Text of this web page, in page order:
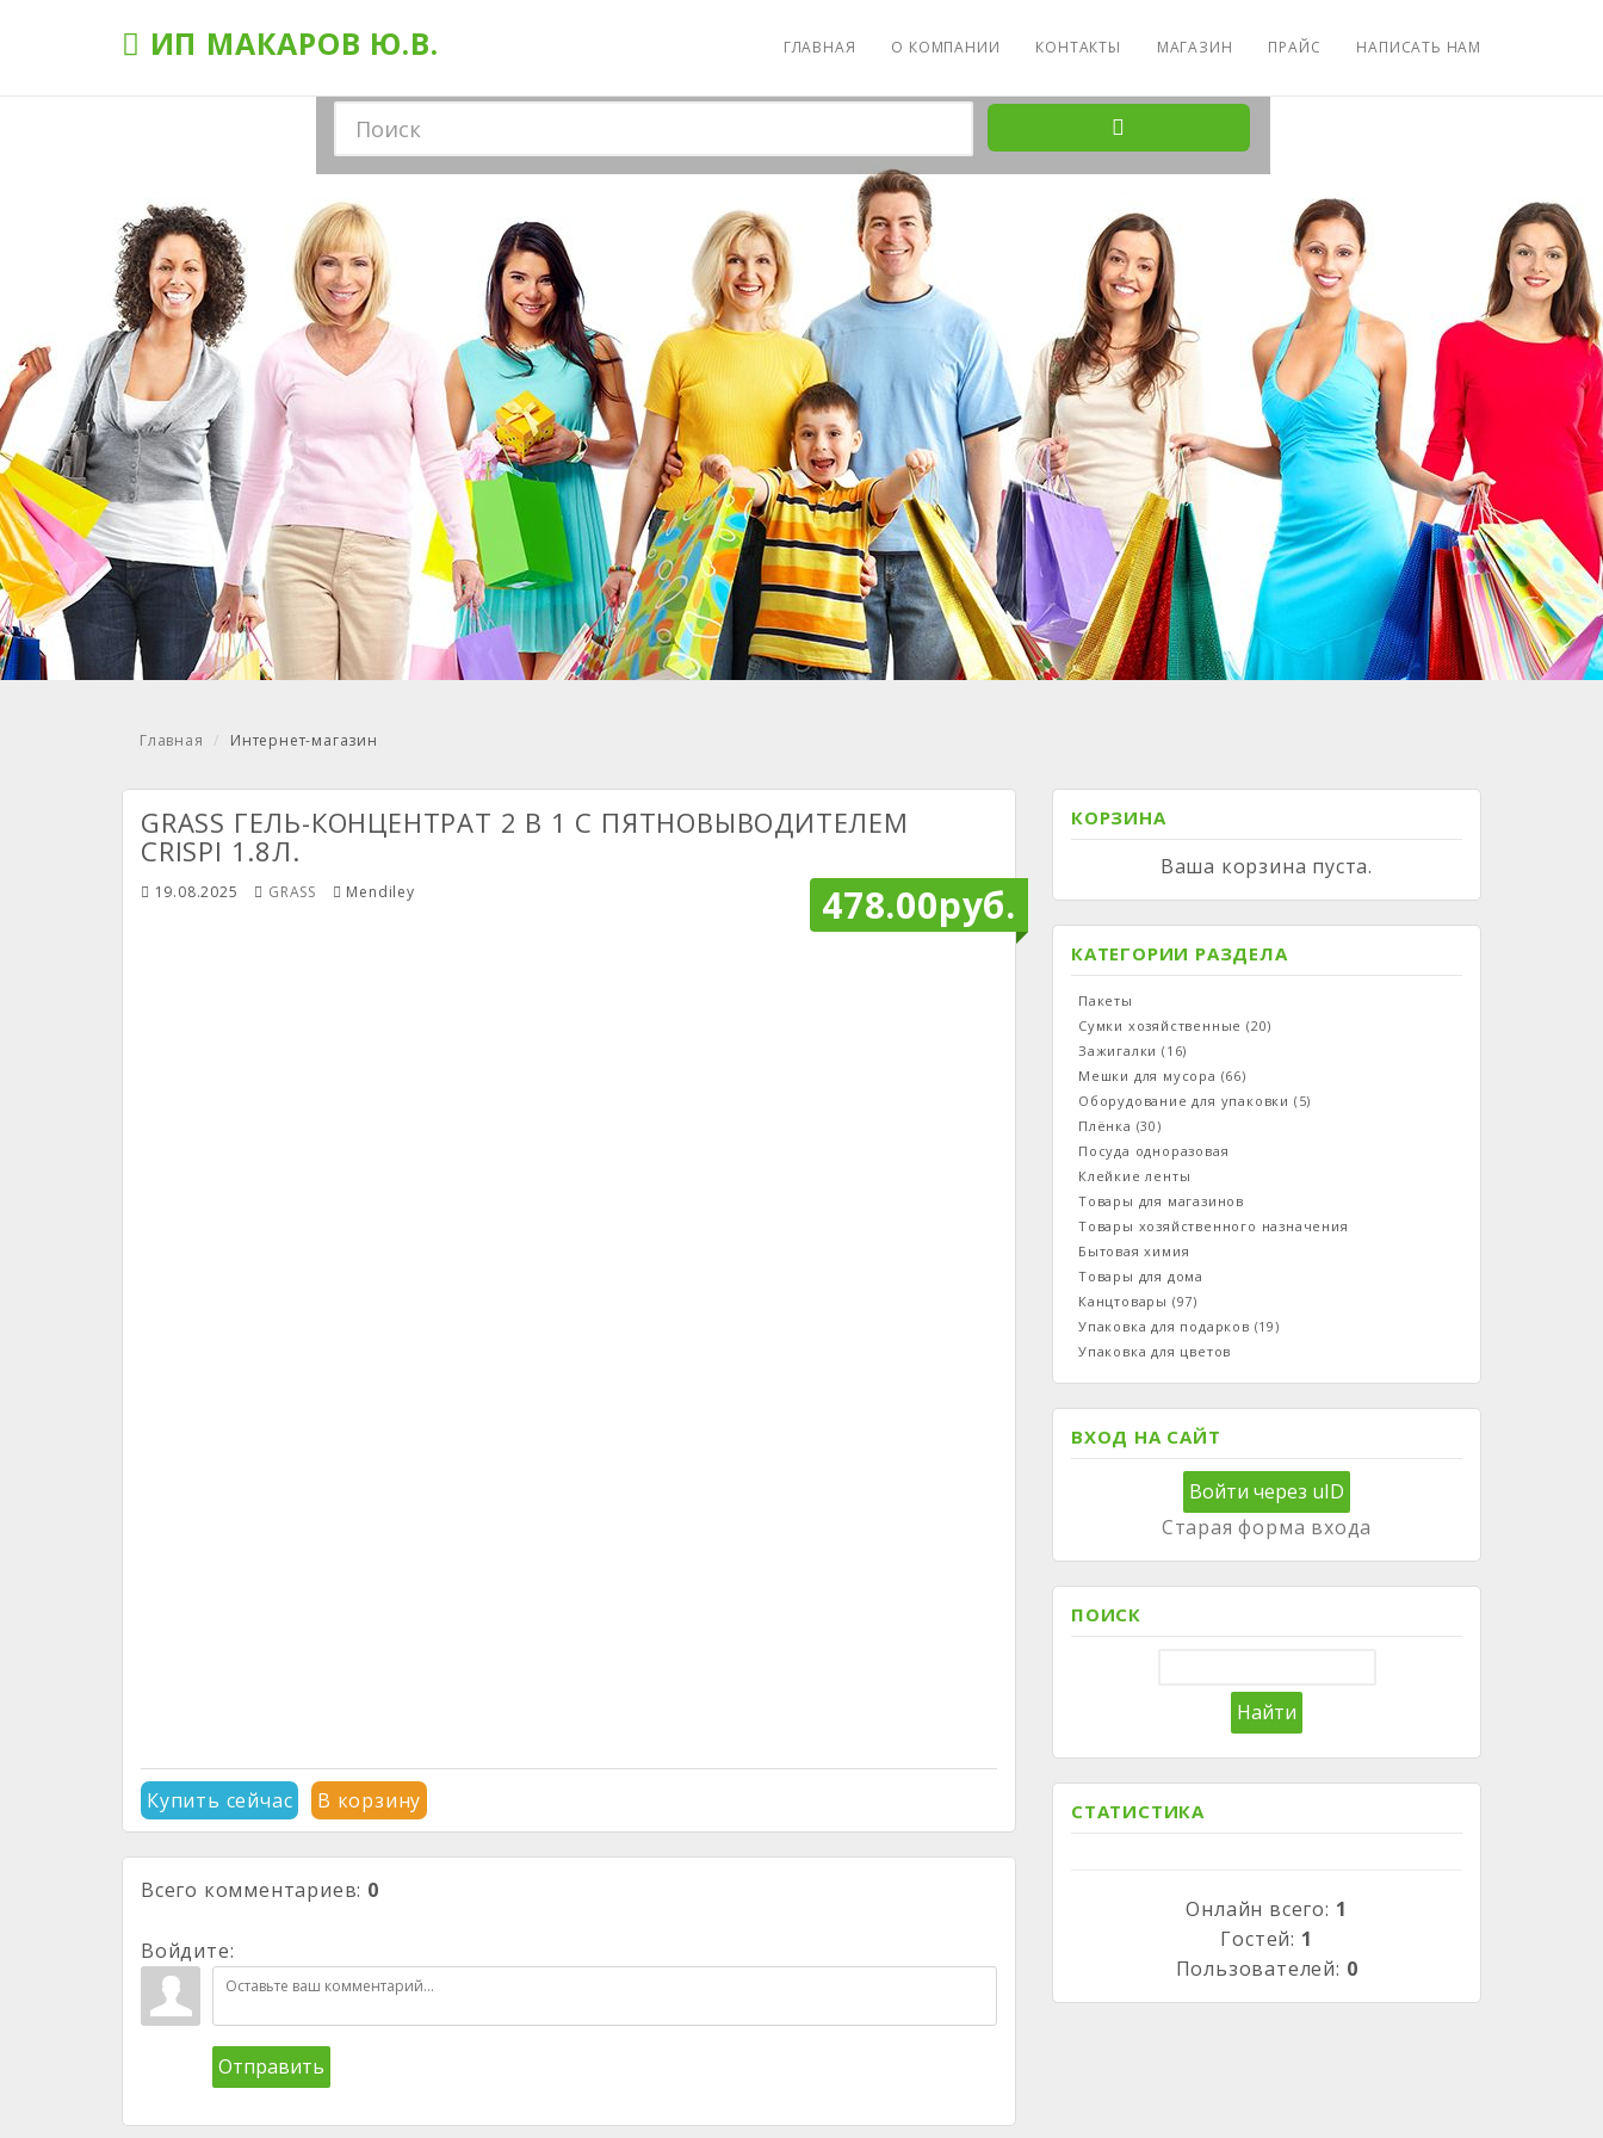
ИП МАКАРОВ Ю.В. ГЛАВНАЯ О КОМПАНИИ КОНТАКТЫ МАГАЗИН ПРАЙС НАПИСАТЬ НАМ
Главная Интернет-магазин
478.00руб.
GRASS ГЕЛЬ-КОНЦЕНТРАТ 2 В 1 С ПЯТНОВЫВОДИТЕЛЕМ
CRISPI 1.8Л.
19.08.2025 GRASS Mendiley
Купить сейчас В корзину
Всего комментариев: 0
Войдите:
Отправить
КОРЗИНА
Ваша корзина пуста.
КАТЕГОРИИ РАЗДЕЛА
Пакеты
Сумки хозяйственные (20)
Зажигалки (16)
Мешки для мусора (66)
Оборудование для упаковки (5)
Плёнка (30)
Посуда одноразовая
Клейкие ленты
Товары для магазинов
Товары хозяйственного назначения
Бытовая химия
Товары для дома
Канцтовары (97)
Упаковка для подарков (19)
Упаковка для цветов
ВХОД НА САЙТ
Войти через uID
Старая форма входа
ПОИСК
СТАТИСТИКА
Онлайн всего: 1
Гостей: 1
Пользователей: 0